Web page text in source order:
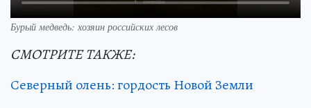
Бурый медведь: хозяин российских лесов
СМОТРИТЕ ТАКЖЕ:
Северный олень: гордость Новой Земли